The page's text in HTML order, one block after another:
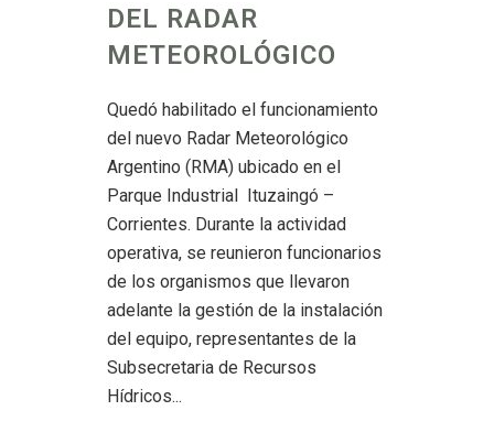
DEL RADAR
METEOROLÓGICO
Quedó habilitado el funcionamiento
del nuevo Radar Meteorológico
Argentino (RMA) ubicado en el
Parque Industrial Ituzaingó –
Corrientes. Durante la actividad
operativa, se reunieron funcionarios
de los organismos que llevaron
adelante la gestión de la instalación
del equipo, representantes de la
Subsecretaria de Recursos
Hídricos...